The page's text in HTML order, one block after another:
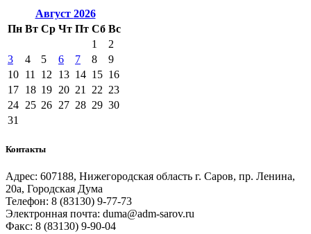
Август 2026
Пн Вт Ср Чт Пт Сб Вс
1
2
3
4 5 6 7 8
9
10 11 12 13 14 15 16
17 18 19 20 21 22 23
24 25 26 27 28 29 30
31
Контакты
Адрес: 607188, Нижегородская область г. Саров, пр. Ленина,
20а, Городская Дума
Телефон: 8 (83130) 9-77-73
Электронная почта: duma@adm-sarov.ru
Факс: 8 (83130) 9-90-04